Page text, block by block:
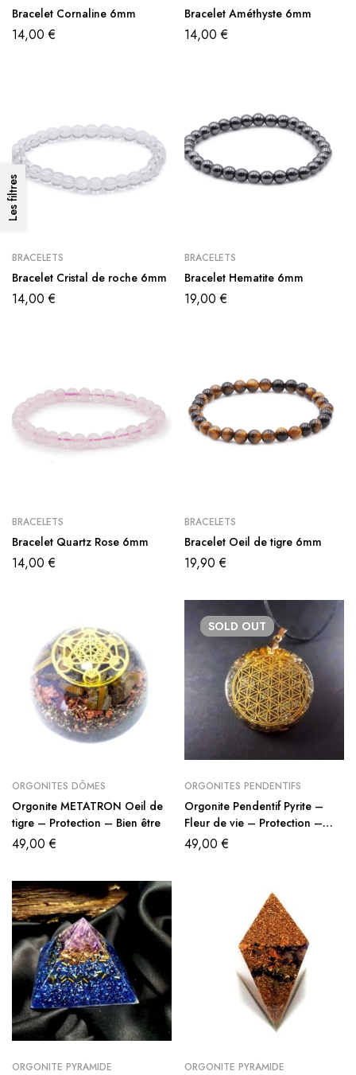
Les filtres
Bracelet Cornaline 6mm
14,00€
Bracelet Améthyste 6mm
14,00€
BRACELETS
Bracelet Cristal de roche 6mm
14,00€
BRACELETS
Bracelet Hematite 6mm
19,00€
BRACELETS
Bracelet Quartz Rose 6mm
14,00€
BRACELETS
Bracelet Oeil de tigre 6mm
19,90€
ORGONITES DÔMES
Orgonite METATRON Oeil de
tigre – Protection – Bien être
49,00€
SOLD OUT
ORGONITES PENDENTIFS
Orgonite Pendentif Pyrite –
Fleur de vie – Protection –
Bien être
49,00€
ORGONITE PYRAMIDE ORGONITE PYRAMIDE